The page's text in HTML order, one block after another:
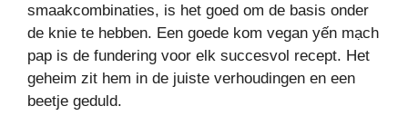
smaakcombinaties, is het goed om de basis onder
de knie te hebben. Een goede kom vegan yến mạch
pap is de fundering voor elk succesvol recept. Het
geheim zit hem in de juiste verhoudingen en een
beetje geduld.